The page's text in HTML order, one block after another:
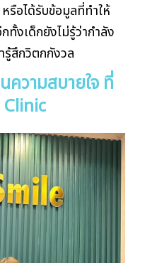
รือได้รับข้อมูลที่ทำให้
ทั้งเด็กยังไม่รู้ว่ากำลัง
รู้สึกวิตกกังวล
ความสบายใจ ที่